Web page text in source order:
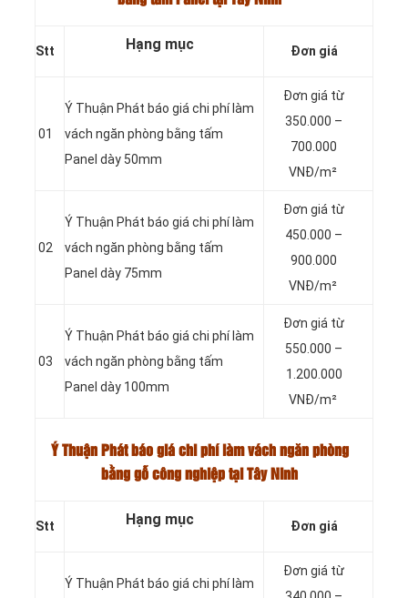
Stt Hạng mục Đơn giá
01
Ý Thuận Phát báo giá chi phí làm
vách ngăn phòng bằng tấm
Panel dày 50mm
Đơn giá từ
350.000 –
700.000
VNĐ/m²
02
Ý Thuận Phát báo giá chi phí làm
vách ngăn phòng bằng tấm
Panel dày 75mm
Đơn giá từ
450.000 –
900.000
VNĐ/m²
03
Ý Thuận Phát báo giá chi phí làm
vách ngăn phòng bằng tấm
Panel dày 100mm
Đơn giá từ
550.000 –
1.200.000
VNĐ/m²
Ý Thuận Phát báo giá chi phí làm vách ngăn phòng
bằng gỗ công nghiệp tại Tây Ninh
Stt Hạng mục Đơn giá
Ý Thuận Phát báo giá chi phí làm
Đơn giá từ